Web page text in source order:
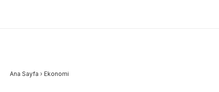
Ana Sayfa › Ekonomi